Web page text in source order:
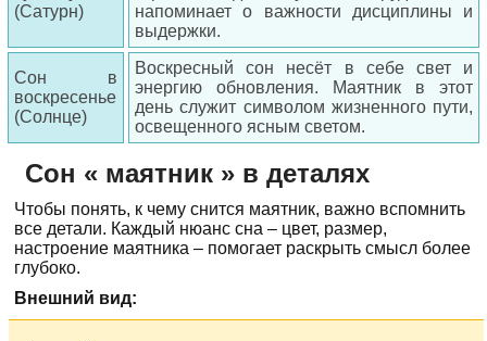
(Сатурн)
напоминает о важности дисциплины и
выдержки.
Сон в
воскресенье
(Солнце)
Воскресный сон несёт в себе свет и
энергию обновления. Маятник в этот
день служит символом жизненного пути,
освещенного ясным светом.
Сон « маятник » в деталях
Чтобы понять, к чему снится маятник, важно вспомнить
все детали. Каждый нюанс сна – цвет, размер,
настроение маятника – помогает раскрыть смысл более
глубоко.
Внешний вид: